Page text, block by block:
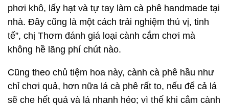
phơi khô, lấy hạt và tự tay làm cà phê handmade tại
nhà. Đây cũng là một cách trải nghiệm thú vị, tinh
tế”, chị Thơm đánh giá loại cành cắm chơi mà
không hề lãng phí chút nào.
Cũng theo chủ tiệm hoa này, cành cà phê hầu như
chỉ chơi quả, hơn nữa lá cà phê rất to, nếu để cả lá
sẽ che hết quả và lá nhanh héo; vì thế khi cắm cành